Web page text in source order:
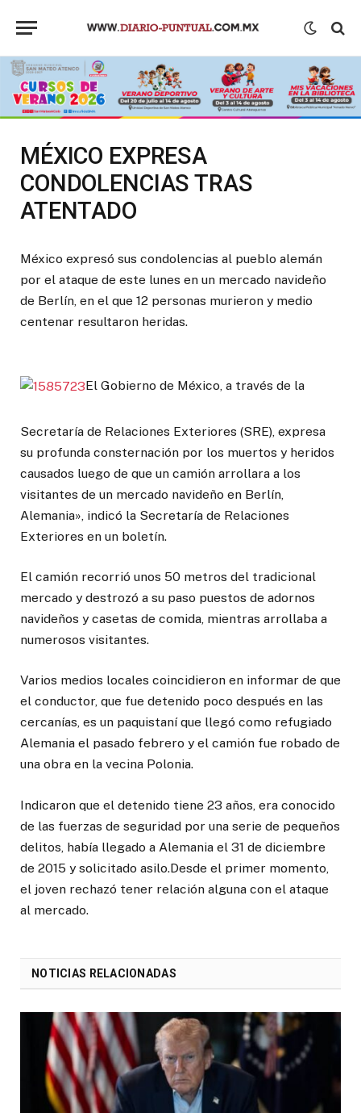
MÉXICO EXPRESA
CONDOLENCIAS TRAS
ATENTADO
México expresó sus condolencias al pueblo alemán
por el ataque de este lunes en un mercado navideño
de Berlín, en el que 12 personas murieron y medio
centenar resultaron heridas.
El Gobierno de México, a través de la
Secretaría de Relaciones Exteriores (SRE), expresa
su profunda consternación por los muertos y heridos
causados luego de que un camión arrollara a los
visitantes de un mercado navideño en Berlín,
Alemania», indicó la Secretaría de Relaciones
Exteriores en un boletín.
El camión recorrió unos 50 metros del tradicional
mercado y destrozó a su paso puestos de adornos
navideños y casetas de comida, mientras arrollaba a
numerosos visitantes.
Varios medios locales coincidieron en informar de que
el conductor, que fue detenido poco después en las
cercanías, es un paquistaní que llegó como refugiado
Alemania el pasado febrero y el camión fue robado de
una obra en la vecina Polonia.
Indicaron que el detenido tiene 23 años, era conocido
de las fuerzas de seguridad por una serie de pequeños
delitos, había llegado a Alemania el 31 de diciembre
de 2015 y solicitado asilo.Desde el primer momento,
el joven rechazó tener relación alguna con el ataque
al mercado.
NOTICIAS RELACIONADAS